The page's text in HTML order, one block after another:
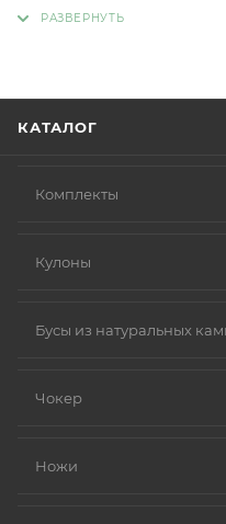
КАТАЛОГ
Комплекты
Кулоны
Бусы из натуральных
Чокер
Ножи